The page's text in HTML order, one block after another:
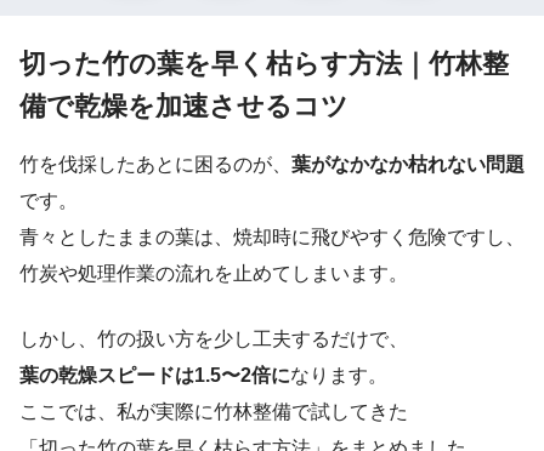
切った竹の葉を早く枯らす方法｜竹林整
備で乾燥を加速させるコツ
竹を伐採したあとに困るのが、 葉がなかなか枯れない問題
です。
青々としたままの葉は、焼却時に飛びやすく危険ですし、
竹炭や処理作業の流れを止めてしまいます。
しかし、竹の扱い方を少し工夫するだけで、
葉の乾燥スピードは1.5〜2倍になります。
ここでは、私が実際に竹林整備で試してきた